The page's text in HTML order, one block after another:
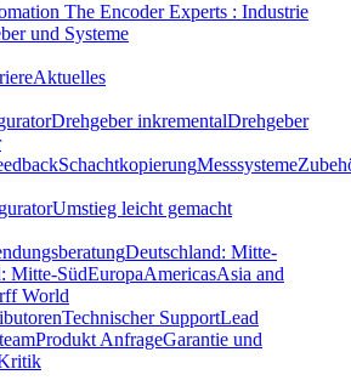
The Encoder Experts : Industrie
und Systeme
Aktuelles
Drehgeber inkrementalDrehgeber
SchachtkopierungMesssysteme
Umstieg leicht gemacht
Deutschland: Mitte-
Mitte-SüdEuropaAmericasAsia and
World
Technischer SupportLead
Produkt AnfrageGarantie und